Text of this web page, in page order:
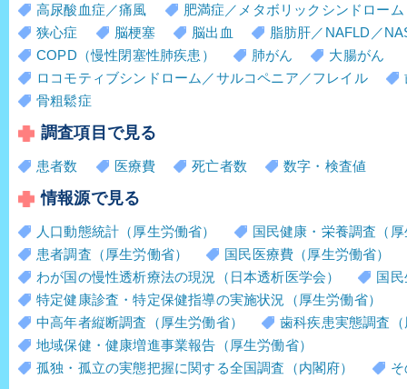
高尿酸血症／痛風
肥満症／メタボリックシンドローム
狭心症
脳梗塞 脳出血
脂肪肝／NAFLD／
COPD（慢性閉塞性肺疾患）
肺がん
大腸がん
ロコモティブシンドローム／サルコペニア／フレイル
骨粗鬆症
調査項目で見る
患者数 医療費 死亡者数 数字・検査値
情報源で見る
人口動態統計（厚生労働省）
国民健康・栄養調査（
患者調査（厚生労働省）
国民医療費（厚生労働省）
わが国の慢性透析療法の現況（日本透析医学会）
国
特定健康診査・特定保健指導の実施状況（厚生労働省）
中高年者縦断調査（厚生労働省）
歯科疾患実態調査
地域保健・健康増進事業報告（厚生労働省）
孤独・孤立の実態把握に関する全国調査（内閣府）